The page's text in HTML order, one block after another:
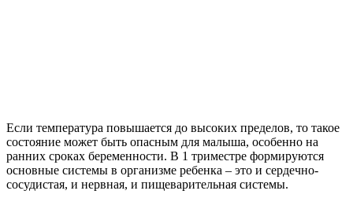
Если температура повышается до высоких пределов, то такое
состояние может быть опасным для малыша, особенно на
ранних сроках беременности. В 1 триместре формируются
основные системы в организме ребенка – это и сердечно-
сосудистая, и нервная, и пищеварительная системы.